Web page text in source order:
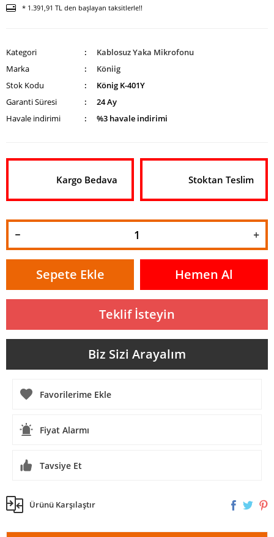
* 1.391,91 TL den başlayan taksitlerle!!
Kategori
Kablosuz Yaka Mikrofonu
Marka
Köniig
Stok Kodu
König K-401Y
Garanti Süresi
24 Ay
Havale indirimi
%3 havale indirimi
Kargo Bedava Stoktan Teslim
Sepete Ekle Hemen Al
Teklif İsteyin
Biz Sizi Arayalım
Fiyat Alarmı
Tavsiye Et
Ürünü Karşılaştır